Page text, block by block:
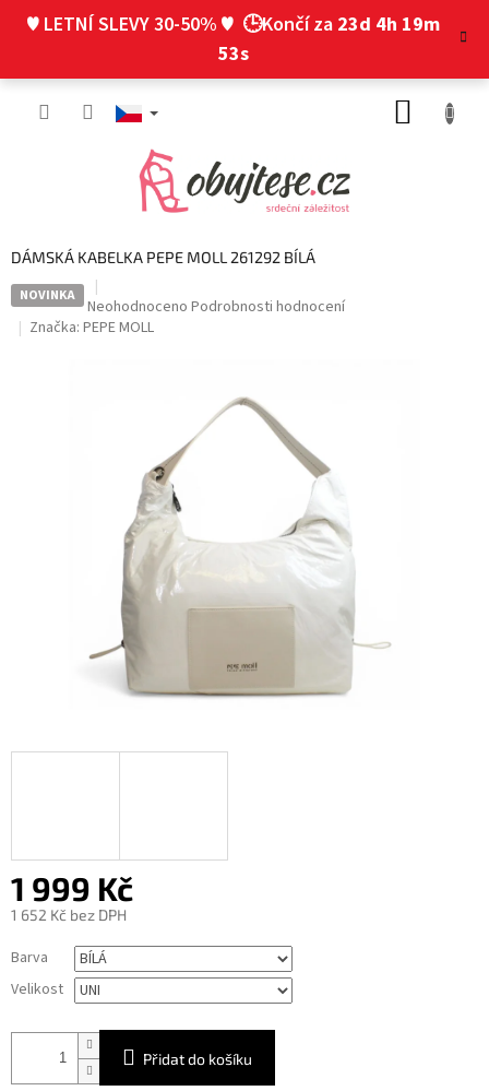
♥ LETNÍ SLEVY 30-50% ♥ 🕒Končí za 23d 4h 19m
53s
DÁMSKÁ KABELKA PEPE MOLL 261292 BÍLÁ
NOVINKA
Průměrné
hodnocení
Neohodnoceno Podrobnosti hodnocení
Značka: PEPE MOLL
1 999 Kč
1 652 Kč bez DPH
cena:
Barva
Velikost
Přidat do košíku